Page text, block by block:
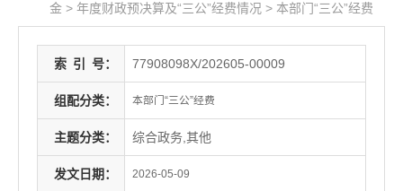
金 > 年度财政预决算及“三公”经费情况 > 本部门“三公”经费
索 引 号： 77908098X/202605-00009
组配分类： 本部门“三公”经费
主题分类： 综合政务,其他
发文日期： 2026-05-09